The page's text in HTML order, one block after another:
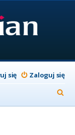
Zaloguj się
się
z